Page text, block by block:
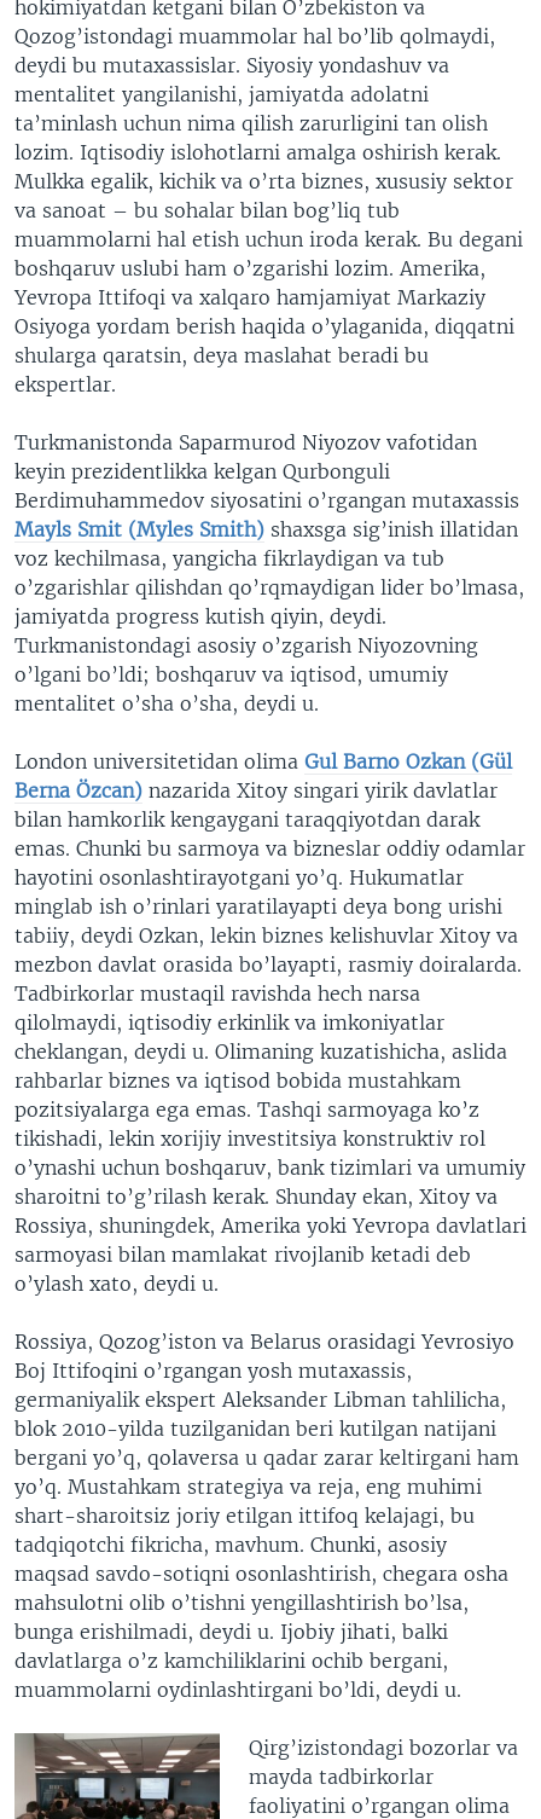
hokimiyatdan ketgani bilan O’zbekiston va
Qozog’istondagi muammolar hal bo’lib qolmaydi,
deydi bu mutaxassislar. Siyosiy yondashuv va
mentalitet yangilanishi, jamiyatda adolatni
ta’minlash uchun nima qilish zarurligini tan olish
lozim. Iqtisodiy islohotlarni amalga oshirish kerak.
Mulkka egalik, kichik va o’rta biznes, xususiy sektor
va sanoat – bu sohalar bilan bog’liq tub
muammolarni hal etish uchun iroda kerak. Bu degani
boshqaruv uslubi ham o’zgarishi lozim. Amerika,
Yevropa Ittifoqi va xalqaro hamjamiyat Markaziy
Osiyoga yordam berish haqida o’ylaganida, diqqatni
shularga qaratsin, deya maslahat beradi bu
ekspertlar.
Turkmanistonda Saparmurod Niyozov vafotidan
keyin prezidentlikka kelgan Qurbonguli
Berdimuhammedov siyosatini o’rgangan mutaxassis
Mayls Smit (Myles Smith) shaxsga sig’inish illatidan
voz kechilmasa, yangicha fikrlaydigan va tub
o’zgarishlar qilishdan qo’rqmaydigan lider bo’lmasa,
jamiyatda progress kutish qiyin, deydi.
Turkmanistondagi asosiy o’zgarish Niyozovning
o’lgani bo’ldi; boshqaruv va iqtisod, umumiy
mentalitet o’sha o’sha, deydi u.
London universitetidan olima Gul Barno Ozkan (Gül
Berna Özcan) nazarida Xitoy singari yirik davlatlar
bilan hamkorlik kengaygani taraqqiyotdan darak
emas. Chunki bu sarmoya va bizneslar oddiy odamlar
hayotini osonlashtirayotgani yo’q. Hukumatlar
minglab ish o’rinlari yaratilayapti deya bong urishi
tabiiy, deydi Ozkan, lekin biznes kelishuvlar Xitoy va
mezbon davlat orasida bo’layapti, rasmiy doiralarda.
Tadbirkorlar mustaqil ravishda hech narsa
qilolmaydi, iqtisodiy erkinlik va imkoniyatlar
cheklangan, deydi u. Olimaning kuzatishicha, aslida
rahbarlar biznes va iqtisod bobida mustahkam
pozitsiyalarga ega emas. Tashqi sarmoyaga ko’z
tikishadi, lekin xorijiy investitsiya konstruktiv rol
o’ynashi uchun boshqaruv, bank tizimlari va umumiy
sharoitni to’g’rilash kerak. Shunday ekan, Xitoy va
Rossiya, shuningdek, Amerika yoki Yevropa davlatlari
sarmoyasi bilan mamlakat rivojlanib ketadi deb
o’ylash xato, deydi u.
Rossiya, Qozog’iston va Belarus orasidagi Yevrosiyo
Boj Ittifoqini o’rgangan yosh mutaxassis,
germaniyalik ekspert Aleksander Libman tahlilicha,
blok 2010-yilda tuzilganidan beri kutilgan natijani
bergani yo’q, qolaversa u qadar zarar keltirgani ham
yo’q. Mustahkam strategiya va reja, eng muhimi
shart-sharoitsiz joriy etilgan ittifoq kelajagi, bu
tadqiqotchi fikricha, mavhum. Chunki, asosiy
maqsad savdo-sotiqni osonlashtirish, chegara osha
mahsulotni olib o’tishni yengillashtirish bo’lsa,
bunga erishilmadi, deydi u. Ijobiy jihati, balki
davlatlarga o’z kamchiliklarini ochib bergani,
muammolarni oydinlashtirgani bo’ldi, deydi u.
Qirg’izistondagi bozorlar va
mayda tadbirkorlar
faoliyatini o’rgangan olima